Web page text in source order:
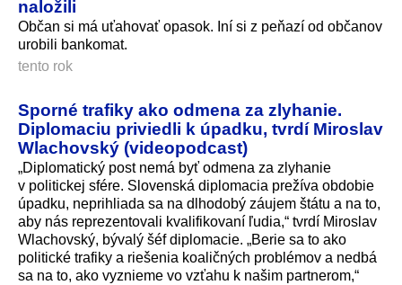
naložili
Občan si má uťahovať opasok. Iní si z peňazí od občanov
urobili bankomat.
tento rok
Sporné trafiky ako odmena za zlyhanie.
Diplomaciu priviedli k úpadku, tvrdí Miroslav
Wlachovský (videopodcast)
„Diplomatický post nemá byť odmena za zlyhanie
v politickej sfére. Slovenská diplomacia prežíva obdobie
úpadku, neprihliada sa na dlhodobý záujem štátu a na to,
aby nás reprezentovali kvalifikovaní ľudia,“ tvrdí Miroslav
Wlachovský, bývalý šéf diplomacie. „Berie sa to ako
politické trafiky a riešenia koaličných problémov a nedbá
sa na to, ako vyznieme vo vzťahu k našim partnerom,“